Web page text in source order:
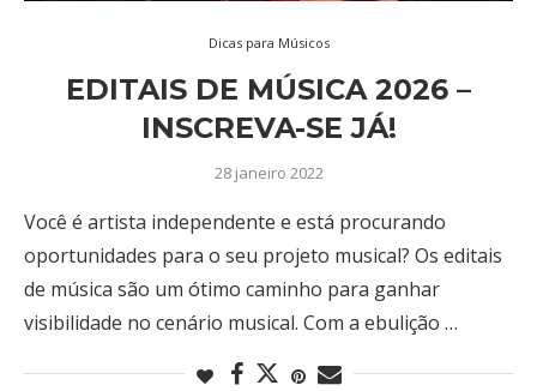
Dicas para Músicos
EDITAIS DE MÚSICA 2026 –
INSCREVA-SE JÁ!
28 janeiro 2022
Você é artista independente e está procurando
oportunidades para o seu projeto musical? Os editais
de música são um ótimo caminho para ganhar
visibilidade no cenário musical. Com a ebulição …